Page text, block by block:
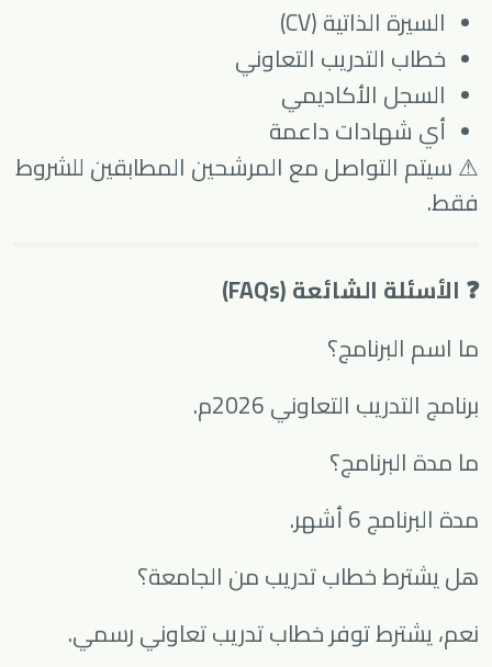
السيرة الذاتية (CV)
خطاب التدريب التعاوني
السجل الأكاديمي
أي شهادات داعمة
⚠ سيتم التواصل مع المرشحين المطابقين للشروط
فقط.
❓ الأسئلة الشائعة (FAQs)
ما اسم البرنامج؟
برنامج التدريب التعاوني 2026م.
ما مدة البرنامج؟
مدة البرنامج 6 أشهر.
هل يشترط خطاب تدريب من الجامعة؟
نعم، يشترط توفر خطاب تدريب تعاوني رسمي.